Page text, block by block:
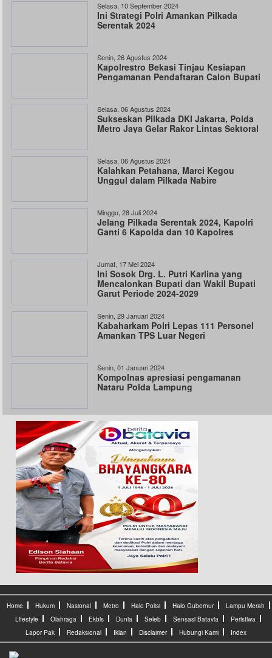
Selasa, 10 September 2024
Ini Strategi Polri Amankan Pilkada
Serentak 2024
Senin, 26 Agustus 2024
Kapolrestro Bekasi Tinjau Kesiapan
Pengamanan Pendaftaran Calon Bupati
Selasa, 06 Agustus 2024
Sukseskan Pilkada DKI Jakarta, Polda
Metro Jaya Gelar Rakor Lintas Sektoral
Selasa, 06 Agustus 2024
Kalahkan Petahana, Marci Kegou
Unggul dalam Pilkada Nabire
Minggu, 28 Juli 2024
Jelang Pilkada Serentak 2024, Kapolri
Ganti 6 Kapolda dan 10 Kapolres
Jumat, 17 Mei 2024
Ini Sosok Drg. L. Putri Karlina yang
Mencalonkan Bupati dan Wakil Bupati
Garut Periode 2024-2029
Senin, 29 Januari 2024
Kabaharkam Polri Lepas 111 Personel
Amankan TPS Luar Negeri
Senin, 01 Januari 2024
Kompolnas apresiasi pengamanan
Nataru Polda Lampung
Home Hukum Nasional Metro Halo Polisi Halo Gubernur
Lampu Merah
Lifestyle
Olahraga Ekbis Dunia Seleb Sensasi Batavia
Peristiwa
Lapor Pak
Redaksional Iklan Disclaimer Hubungi Kami Index